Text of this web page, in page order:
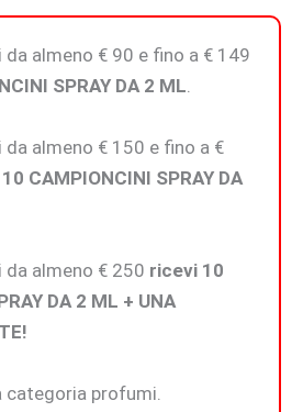
almeno € 90 e fino a € 149
SPRAY DA 2 ML.
almeno € 150 e fino a €
CAMPIONCINI SPRAY DA
almeno € 250 ricevi 10
DA 2 ML + UNA
categoria profumi.